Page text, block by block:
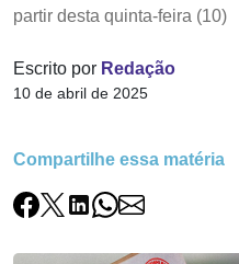
partir desta quinta-feira (10)
Escrito por Redação
10 de abril de 2025
Compartilhe essa matéria